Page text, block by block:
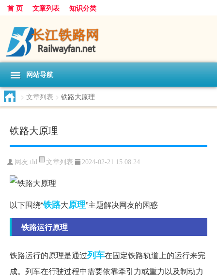
首 页 文章列表 知识分类
网站导航
> 文章列表 > 铁路大原理
铁路大原理
网友:tld 文章列表 2024-02-21 15:08:24
以下围绕“铁路大原理”主题解决网友的困惑
铁路运行原理
铁路运行的原理是通过列车在固定铁路轨道上的运行来完
成。列车在行驶过程中需要依靠牵引力或重力以及制动力